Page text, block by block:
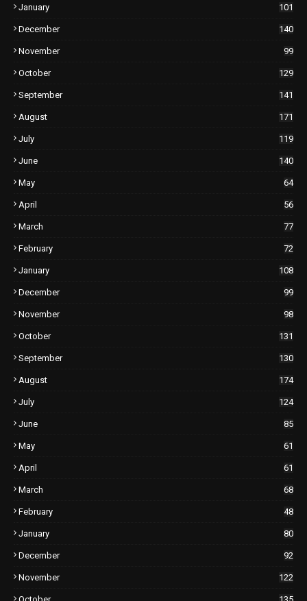
January 101
December 140
November 99
October 129
September 141
August 171
July 119
June 140
May 64
April 56
March 77
February 72
January 108
December 99
November 98
October 131
September 130
August 174
July 124
June 85
May 61
April 61
March 68
February 48
January 80
December 92
November 122